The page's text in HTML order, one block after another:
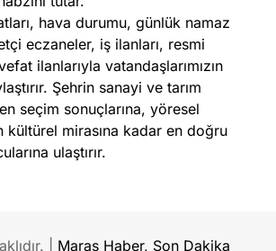
hava durumu, günlük namaz
eczaneler, iş ilanları, resmi
ilanlarıyla vatandaşlarımızın
Şehrin sanayi ve tarım
seçim sonuçlarına, yöresel
kültürel mirasına kadar en doğru
ulaştırır.
| Maraş Haber, Son Dakika